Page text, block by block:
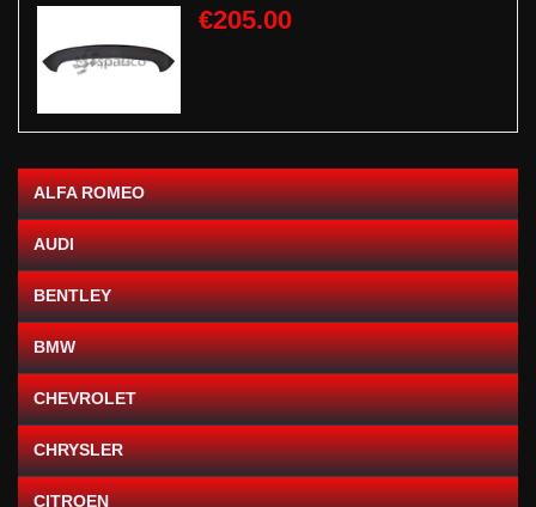
€205.00
ALFA ROMEO
AUDI
BENTLEY
BMW
CHEVROLET
CHRYSLER
CITROEN